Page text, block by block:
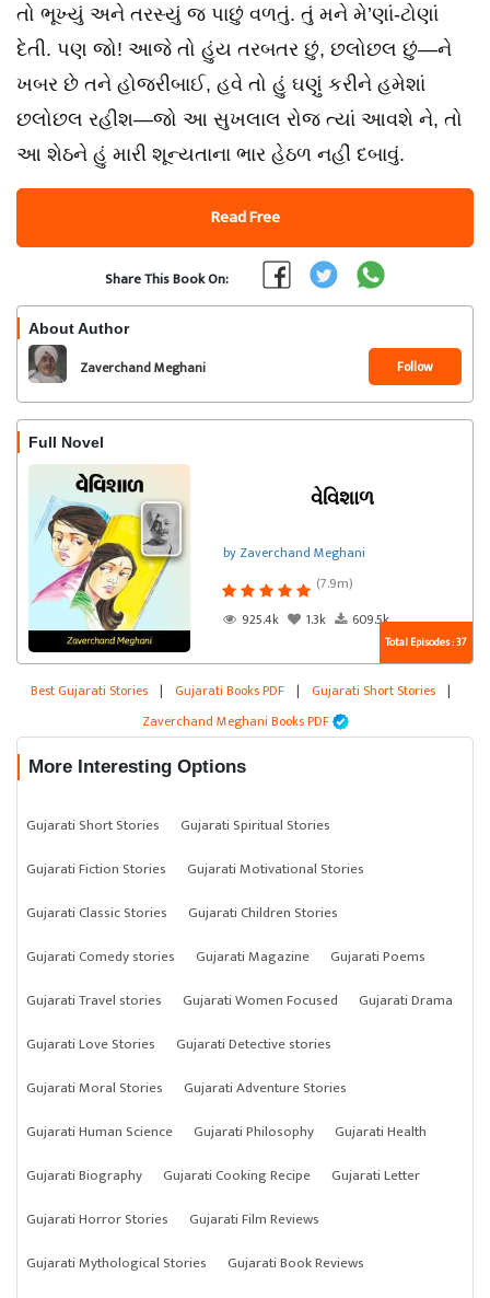
તો ભૂખ્યું અને તરસ્યું જ પાછું વળતું. તું મને મે’ણાં-ટોણાં
દેતી. પણ જો! આજે તો હુંય તરબતર છું, છલોછલ છું—ને
ખબર છે તને હોજરીબાઈ, હવે તો હું ઘણું કરીને હમેશાં
છલોછલ રહીશ—જો આ સુખલાલ રોજ ત્યાં આવશે ને, તો
આ શેઠને હું મારી શૂન્યતાના ભાર હેઠળ નહીં દબાવું.
Read Free
Share This Book On:
About Author
Zaverchand Meghani Follow
Full Novel
વેવિશાળ
by Zaverchand Meghani
(7.9m)
925.4k
1.3k 609.5k
Total Episodes : 37
Best Gujarati Stories | Gujarati Books PDF | Gujarati Short Stories |
Zaverchand Meghani Books PDF
More Interesting Options
Gujarati Short Stories
Gujarati Spiritual Stories
Gujarati Fiction Stories
Gujarati Motivational Stories
Gujarati Classic Stories
Gujarati Children Stories
Gujarati Comedy stories
Gujarati Magazine
Gujarati Poems
Gujarati Travel stories
Gujarati Women Focused
Gujarati Drama
Gujarati Love Stories
Gujarati Detective stories
Gujarati Moral Stories
Gujarati Adventure Stories
Gujarati Human Science
Gujarati Philosophy
Gujarati Health
Gujarati Biography
Gujarati Cooking Recipe
Gujarati Letter
Gujarati Horror Stories
Gujarati Film Reviews
Gujarati Mythological Stories
Gujarati Book Reviews